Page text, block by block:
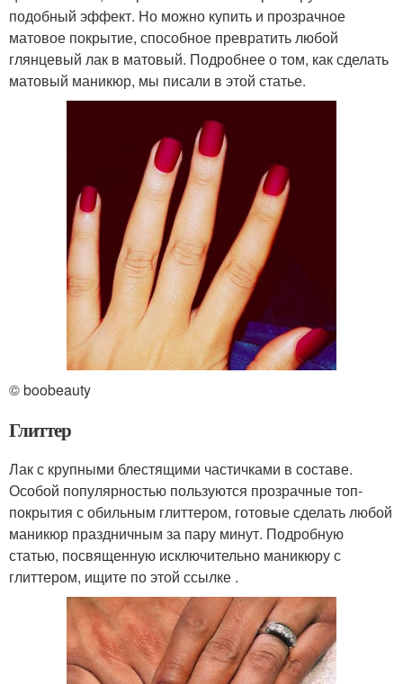
подобный эффект. Но можно купить и прозрачное
матовое покрытие, способное превратить любой
глянцевый лак в матовый. Подробнее о том, как сделать
матовый маникюр, мы писали в этой статье.
© boobeauty
Глиттер
Лак с крупными блестящими частичками в составе.
Особой популярностью пользуются прозрачные топ-
покрытия с обильным глиттером, готовые сделать любой
маникюр праздничным за пару минут. Подробную
статью, посвященную исключительно маникюру с
глиттером, ищите по этой ссылке .